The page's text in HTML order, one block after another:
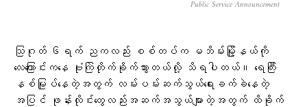
Public Service Announcement
သြဂုတ် ၆ရက် ညကလည်း စစ်တပ်က မဘိမ်းမြို့နယ်ကို
လေကြောင်းကနေ ဗုံးကြဲတိုက်ခိုက်သွားတယ်လို့ သိရပါတယ်။ ရေကြီး
နစ်မြုပ်နေတဲ့အတွက် လမ်းပမ်းဆက်သွယ်ရေးခက်ခဲနေတဲ့
အပြင် ဖုန်းလိုင်းတွေလည်းအဆက်အသွယ်များတဲ့အတွက် ထိခိုက်